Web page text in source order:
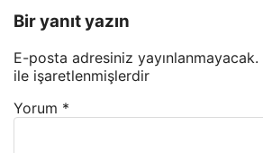
Bir yanıt yazın
E-posta adresiniz yayınlanmayacak.
ile işaretlenmişlerdir
Yorum *